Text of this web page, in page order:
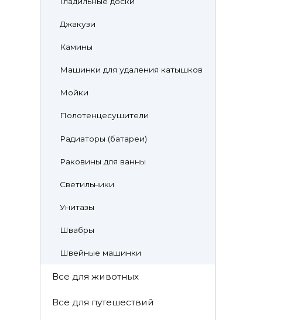
Джакузи
Камины
Машинки для удаления катышков
Мойки
Полотенцесушители
Радиаторы (батареи)
Раковины для ванны
Светильники
Унитазы
Швабры
Швейные машинки
Все для животных
Все для путешествий